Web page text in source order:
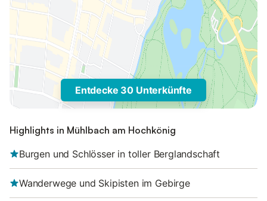
Entdecke 30 Unterkünfte
Highlights in Mühlbach am Hochkönig
Burgen und Schlösser in toller Berglandschaft
Wanderwege und Skipisten im Gebirge